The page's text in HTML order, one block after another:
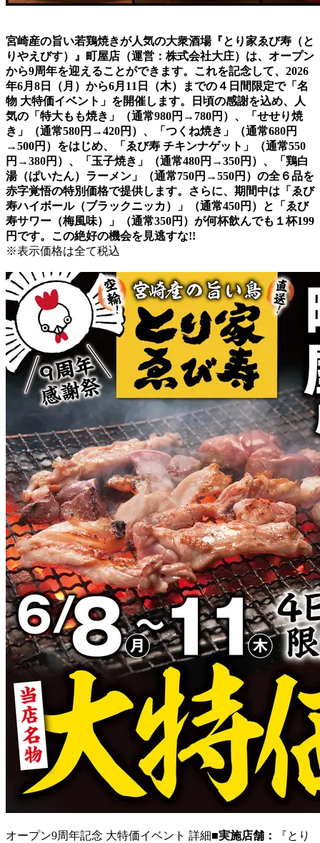
宮崎産の旨い若鶏焼きが人気の大衆酒場『とり家ゑび寿（と
りやえびす）』町屋店（運営：株式会社大庄）は、オープン
から9周年を迎えることができます。これを記念して、2026
年6月8日（月）から6月11日（木）までの４日間限定で「名
物 大特価イベント」を開催します。日頃の感謝を込め、人
気の「特大もも焼き」（通常980円→780円）、「せせり焼
き」（通常580円→420円）、「つくね焼き」（通常680円
→500円）をはじめ、「ゑび寿 チキンナゲット」（通常550
円→380円）、「玉子焼き」（通常480円→350円）、「鶏白
湯（ぱいたん）ラーメン」（通常750円→550円）の全６品を
赤字覚悟の特別価格で提供します。さらに、期間中は「ゑび
寿ハイボール（ブラックニッカ）」（通常450円）と「ゑび
寿サワー（梅風味）」（通常350円）が何杯飲んでも１杯199
円です。この絶好の機会を見逃すな!!
※表示価格は全て税込
オープン9周年記念 大特価イベント 詳細■実施店舗：
『とり